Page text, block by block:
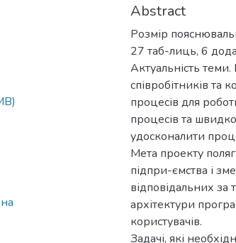
Abstract
Розмір
27 таб-лиць, 6
Актуальність
співробітників та
процесів для
процесів та
удосконалити
Мета проекту
підпри-ємства і
відповідальних
архітектури
користувачів.
Задачі, які